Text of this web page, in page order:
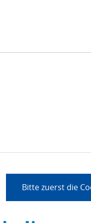
Bitte zuerst die